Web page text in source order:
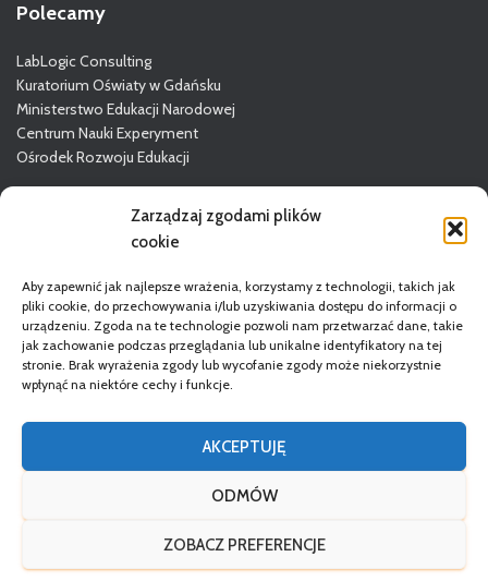
Zarządzaj zgodami plików
cookie
Aby zapewnić jak najlepsze wrażenia, korzystamy z technologii, takich jak
pliki cookie, do przechowywania i/lub uzyskiwania dostępu do informacji o
urządzeniu. Zgoda na te technologie pozwoli nam przetwarzać dane, takie
jak zachowanie podczas przeglądania lub unikalne identyfikatory na tej
stronie. Brak wyrażenia zgody lub wycofanie zgody może niekorzystnie
wpłynąć na niektóre cechy i funkcje.
AKCEPTUJĘ
ODMÓW
ZOBACZ PREFERENCJE
Polecamy
LabLogic Consulting
Kuratorium Oświaty w Gdańsku
Ministerstwo Edukacji Narodowej
Centrum Nauki Experyment
Ośrodek Rozwoju Edukacji
Więcej o GODN
Wsparcie techniczne:LabLogicCopyright 2024